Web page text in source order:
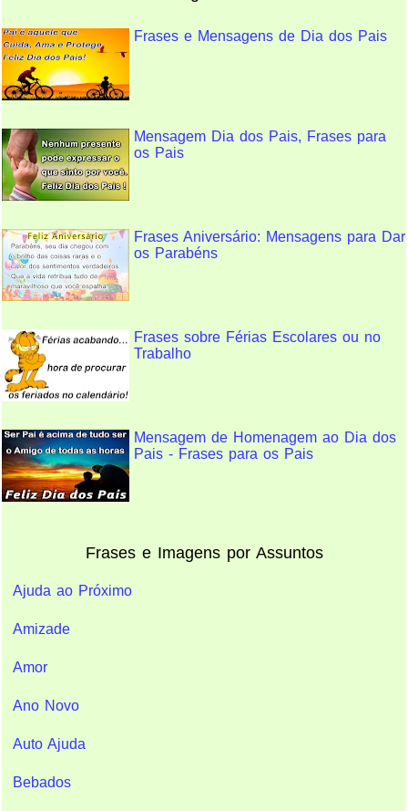
Frases e Mensagens de Dia dos Pais
Mensagem Dia dos Pais, Frases para
os Pais
Frases Aniversário: Mensagens para Dar
os Parabéns
Frases sobre Férias Escolares ou no
Trabalho
Mensagem de Homenagem ao Dia dos
Pais - Frases para os Pais
Frases e Imagens por Assuntos
Ajuda ao Próximo
Amizade
Amor
Ano Novo
Auto Ajuda
Bebados